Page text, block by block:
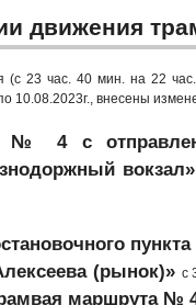
движения
23 час. 40 мин. на 22
10.08.2023г., внесены
№ 4 с
вокзал»
(рынок)» с
маршрута №